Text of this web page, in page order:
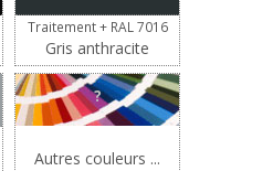
Traitement + RAL 7016
Gris anthracite
?
Autres couleurs ...